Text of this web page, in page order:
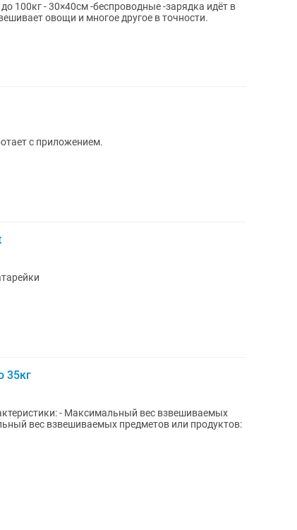
100кг - 30×40см -беспроводные -зарядка идёт в
с приложением.
35кг
вес взвешиваемых предметов или продуктов: